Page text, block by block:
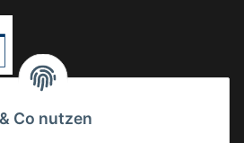
Co nutzen